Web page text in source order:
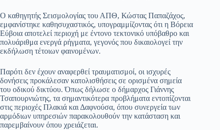
Ο καθηγητής Σεισμολογίας του ΑΠΘ, Κώστας Παπαζάχος,
εμφανίστηκε καθησυχαστικός, υπογραμμίζοντας ότι η Βόρεια
Εύβοια αποτελεί περιοχή με έντονο τεκτονικό υπόβαθρο και
πολυάριθμα ενεργά ρήγματα, γεγονός που δικαιολογεί την
εκδήλωση τέτοιων φαινομένων.
Παρότι δεν έχουν αναφερθεί τραυματισμοί, οι ισχυρές
δονήσεις προκάλεσαν κατολισθήσεις σε ορισμένα σημεία
του οδικού δικτύου. Όπως δήλωσε ο δήμαρχος Γιάννης
Τσαπουρνιώτης, τα σημαντικότερα προβλήματα εντοπίζονται
στις περιοχές Πλακιά και Δαφνούσα, όπου συνεργεία των
αρμόδιων υπηρεσιών παρακολουθούν την κατάσταση και
παρεμβαίνουν όπου χρειάζεται.